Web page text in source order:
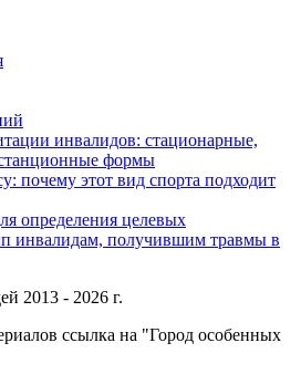
инвалидов: стационарные,
формы
почему этот вид спорта подходит
определения целевых
инвалидам, получившим травмы в
2013 - 2026 г.
ссылка на "Город особенных